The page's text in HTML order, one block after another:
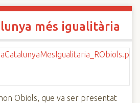
més igualitària
Obiols, que va ser presentat